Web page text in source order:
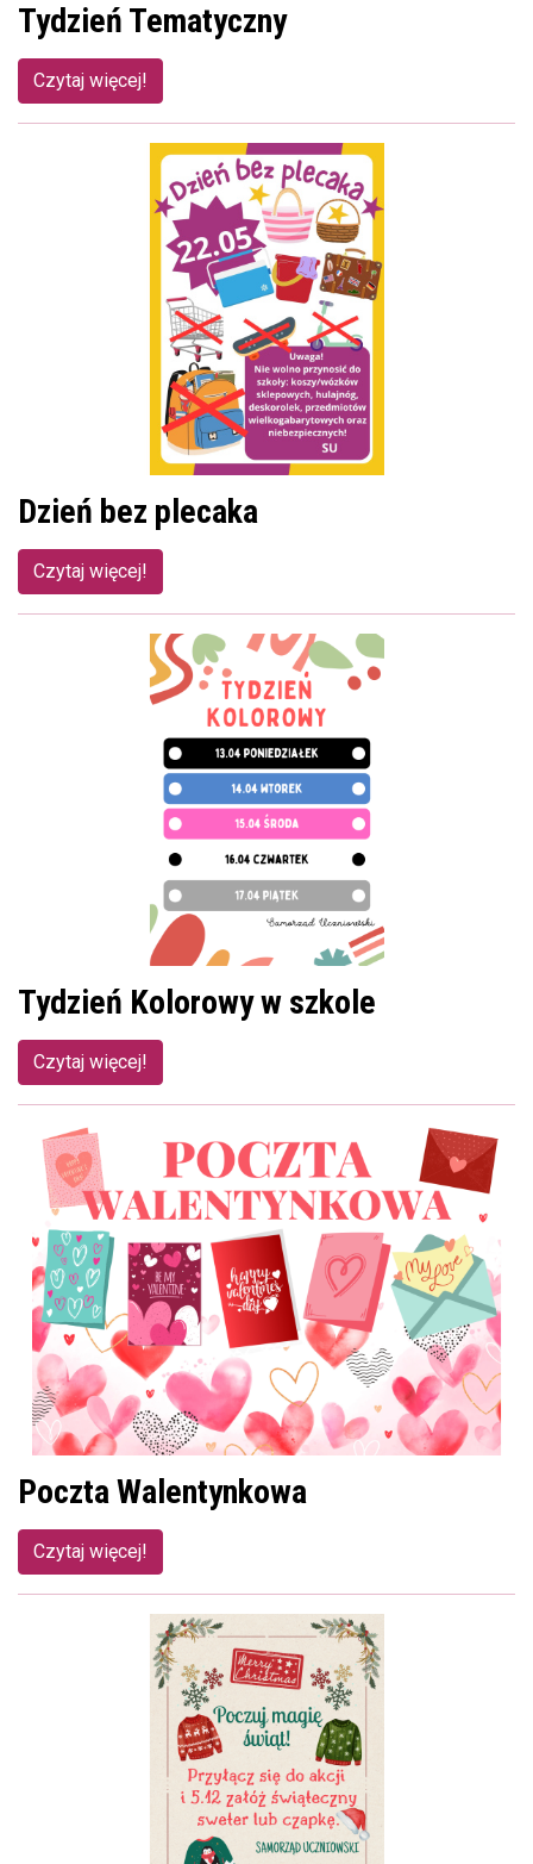
Tydzień Tematyczny
Czytaj więcej!
Dzień bez plecaka
Czytaj więcej!
Tydzień Kolorowy w szkole
Czytaj więcej!
Poczta Walentynkowa
Czytaj więcej!